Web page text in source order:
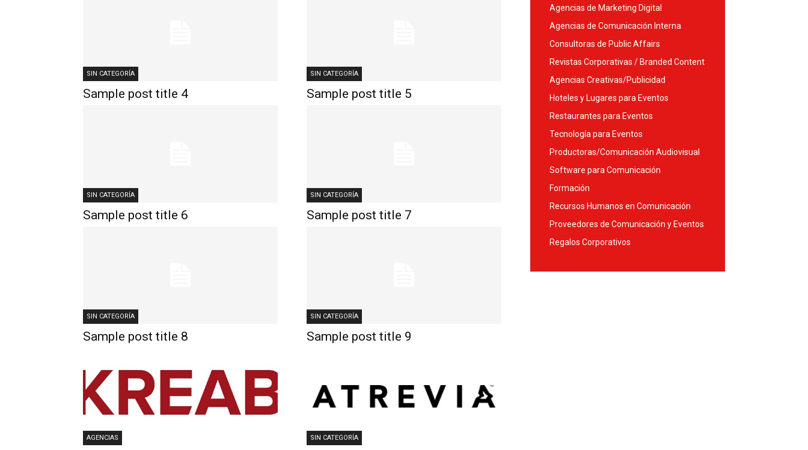
SIN CATEGORÍA
Sample post title 4
SIN CATEGORÍA
Sample post title 5
SIN CATEGORÍA
Sample post title 6
SIN CATEGORÍA
Sample post title 7
SIN CATEGORÍA
Sample post title 8
SIN CATEGORÍA
Sample post title 9
AGENCIAS SIN CATEGORÍA
Agencias de Marketing Digital
Agencias de Comunicación Interna
Consultoras de Public Affairs
Revistas Corporativas / Branded Content
Agencias Creativas/Publicidad
Hoteles y Lugares para Eventos
Restaurantes para Eventos
Tecnología para Eventos
Productoras/Comunicación Audiovisual
Software para Comunicación
Formación
Recursos Humanos en Comunicación
Proveedores de Comunicación y Eventos
Regalos Corporativos